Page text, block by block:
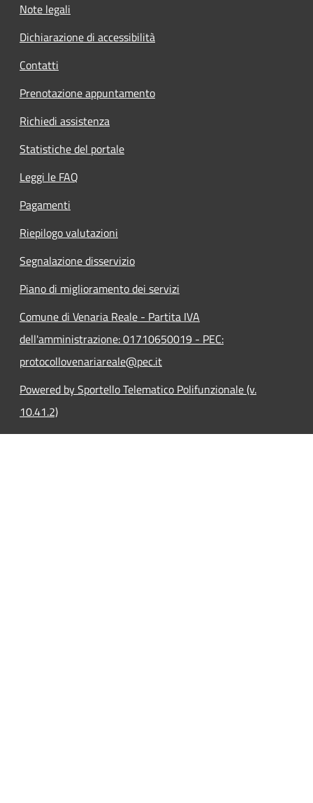
Note legali
Dichiarazione di accessibilità
Contatti
Prenotazione appuntamento
Richiedi assistenza
Statistiche del portale
Leggi le FAQ
Pagamenti
Riepilogo valutazioni
Segnalazione disservizio
Piano di miglioramento dei servizi
Comune di Venaria Reale - Partita IVA
dell'amministrazione: 01710650019 - PEC:
protocollovenariareale@pec.it
Powered by Sportello Telematico Polifunzionale (v.
10.41.2)